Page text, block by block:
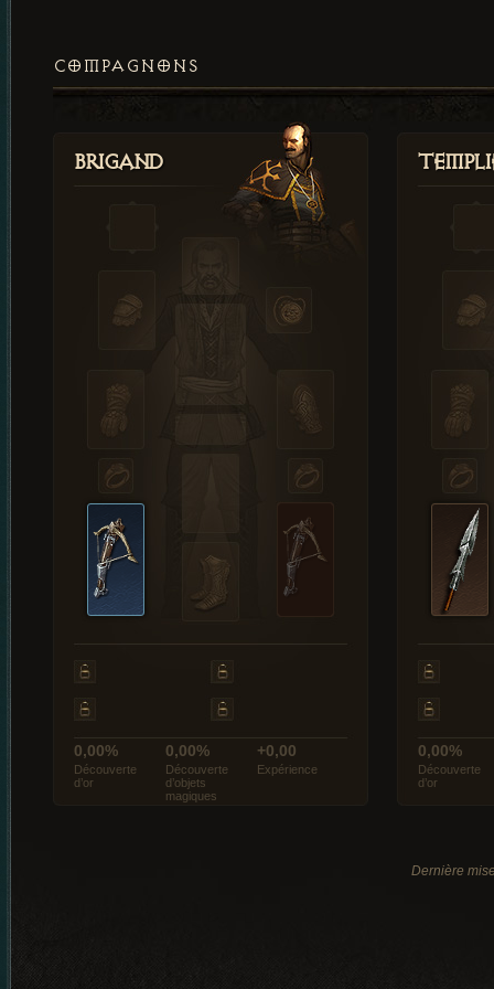
COMPAGNONS
Brigand
0,00%
Découverte
d’or
0,00%
Découverte
d’objets
magiques
+0,00
Expérience
0,00%
Découverte
d’or
Dernière